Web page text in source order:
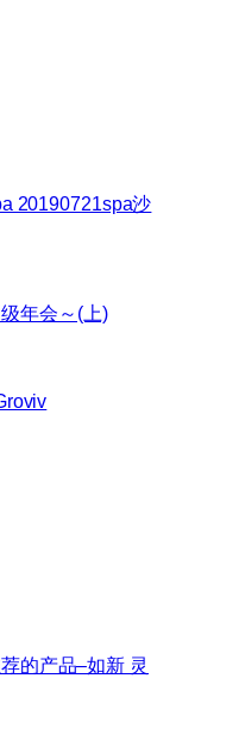
20190721spa沙
年会～(上)
的产品–如新 灵